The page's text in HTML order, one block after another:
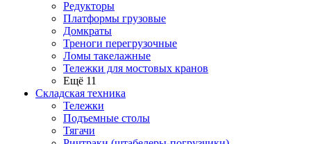
Редукторы
Платформы грузовые
Домкраты
Треноги перегрузочные
Ломы такелажные
Тележки для мостовых кранов
Ещё 11
Складская техника
Тележки
Подъемные столы
Тягачи